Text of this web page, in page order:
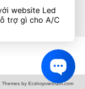
by Ecshopvietnam.com
website Led
trợ gì cho A/C